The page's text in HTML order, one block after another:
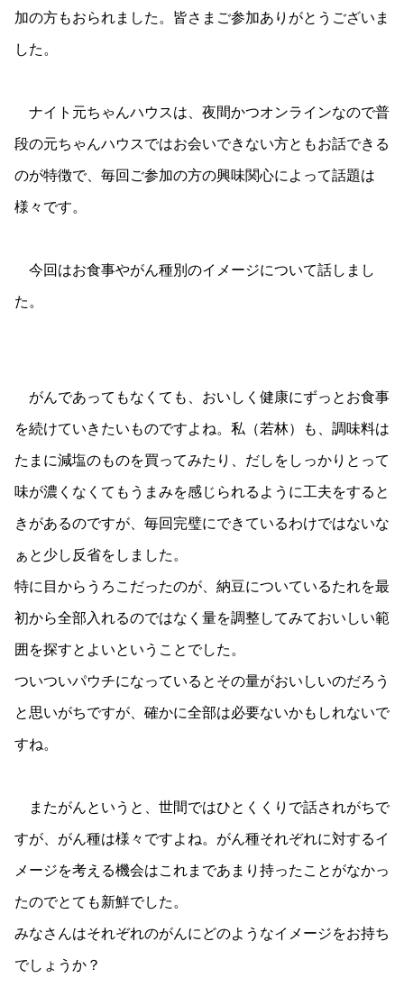
加の方もおられました。皆さまご参加ありがとうございま
した。
ナイト元ちゃんハウスは、夜間かつオンラインなので普
段の元ちゃんハウスではお会いできない方ともお話できる
のが特徴で、毎回ご参加の方の興味関心によって話題は
様々です。
今回はお食事やがん種別のイメージについて話しまし
た。
がんであってもなくても、おいしく健康にずっとお食事
を続けていきたいものですよね。私（若林）も、調味料は
たまに減塩のものを買ってみたり、だしをしっかりとって
味が濃くなくてもうまみを感じられるように工夫をすると
きがあるのですが、毎回完璧にできているわけではないな
ぁと少し反省をしました。
特に目からうろこだったのが、納豆についているたれを最
初から全部入れるのではなく量を調整してみておいしい範
囲を探すとよいということでした。
ついついパウチになっているとその量がおいしいのだろう
と思いがちですが、確かに全部は必要ないかもしれないで
すね。
またがんというと、世間ではひとくくりで話されがちで
すが、がん種は様々ですよね。がん種それぞれに対するイ
メージを考える機会はこれまであまり持ったことがなかっ
たのでとても新鮮でした。
みなさんはそれぞれのがんにどのようなイメージをお持ち
でしょうか？